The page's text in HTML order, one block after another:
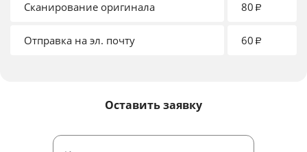
Сканирование оригинала 80 ₽
Отправка на эл. почту 60 ₽
Оставить заявку